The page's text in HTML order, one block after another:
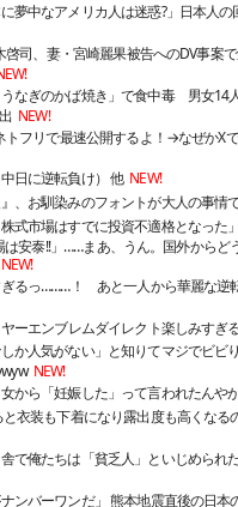
夢中なアメリカ人は迷惑?」日本人
啓司、妻・宮崎麗果被告へのDV事案
うなぎのかば焼き」で食中毒 男女14
NEW!
トフリで最速公開するよ！→なぜかX
日に逆転負け） 他 NEW!
』、お馴染みのフォントが大人の事情
式市場はすでに投資不適格となった
は安泰!!」……まあ、うん。国外からど
NEW!
るっ………！ あと一人から華麗な逆
ヤーエンブレムダイレクト楽しみすぎ
しか人気がない」と知りてマジでビビ
NEW!
から「妊娠した」って言われたんや
衣装も下着になり露出度も高くなる
で俺たちは「貧乏人」といじめられ
ンバーワンだ」 熊本地震直後の日本